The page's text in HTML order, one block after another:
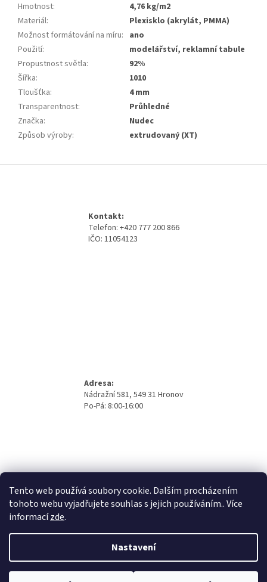
Tento web používá soubory cookie. Dalším procházením
tohoto webu vyjadřujete souhlas s jejich používáním.. Více
informacízde.
Nastavení
Hmotnost:
4,76 kg/m2
Materiál:
Plexisklo (akrylát, PMMA)
Možnost formátování na míru: ano
Použití:
modelářství, reklamní tabule
Propustnost světla:
92%
Šířka:
1010
Tloušťka:
4 mm
Transparentnost:
Průhledné
Značka:
Nudec
Způsob výroby: extrudovaný (XT)
Kontakt:
Telefon: +420 777 200 866
IČO: 11054123
Adresa:
Nádražní 581, 549 31 Hronov
Po-Pá: 8:00-16:00
Vytvořil Shoptet